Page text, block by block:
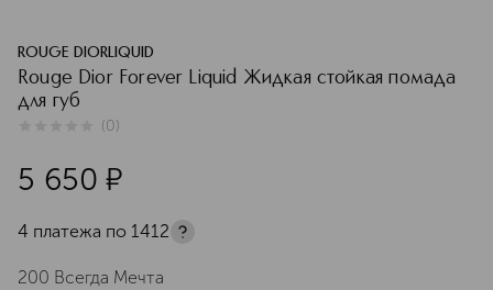
ROUGE DIORLIQUID
Rouge Dior Forever Liquid Жидкая стойкая помада
для губ
(0)
5 650 ¤
4 платежа по 1412
200 Всегда Мечта